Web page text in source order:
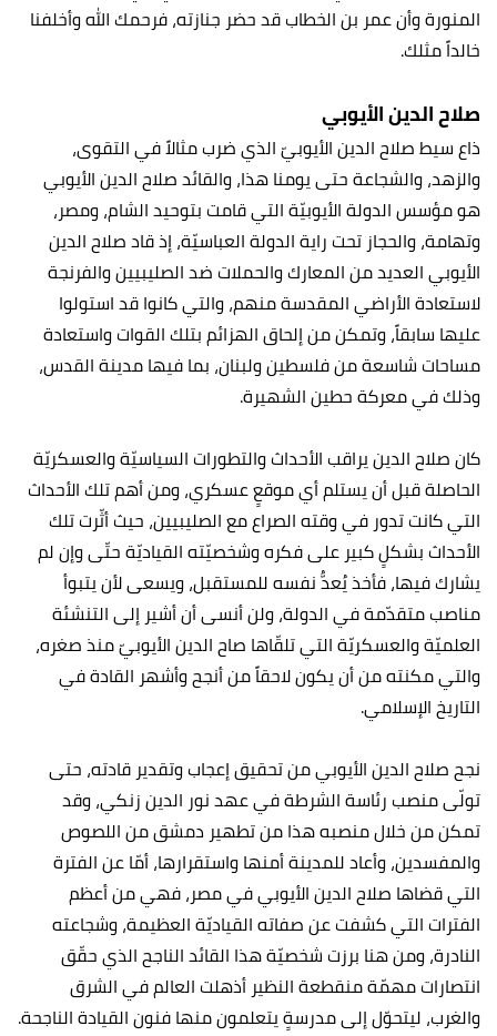
المنورة وأن عمر بن الخطاب قد حضر جنازته، فرحمك الله وأخلفنا
خالداً مثلك.
صلاح الدين الأيوبي
ذاع سيط صلاح الدين الأيوبيّ الذي ضرب مثالاً في التقوى،
والزهد، والشجاعة حتى يومنا هذا، والقائد صلاح الدين الأيوبي
هو مؤسس الدولة الأيوبيّة التي قامت بتوحيد الشام، ومصر،
وتهامة، والحجاز تحت راية الدولة العباسيّة، إذ قاد صلاح الدين
الأيوبي العديد من المعارك والحملات ضد الصليبيين والفرنجة
لاستعادة الأراضي المقدسة منهم، والتي كانوا قد استولوا
عليها سابقاً، وتمكن من إلحاق الهزائم بتلك القوات واستعادة
مساحات شاسعة من فلسطين ولبنان، بما فيها مدينة القدس،
وذلك في معركة حطين الشهيرة.
كان صلاح الدين يراقب الأحداث والتطورات السياسيّة والعسكريّة
الحاصلة قبل أن يستلم أي موقعٍ عسكري، ومن أهم تلك الأحداث
التي كانت تدور في وقته الصراع مع الصليبيين، حيث أثّرت تلك
الأحداث بشكلٍ كبير على فكره وشخصيّته القياديّة حتّى وإن لم
يشارك فيها، فأخذ يُعدُّ نفسه للمستقبل، ويسعى لأن يتبوأ
مناصب متقدّمة في الدولة، ولن أنسى أن أشير إلى التنشئة
العلميّة والعسكريّة التي تلقّاها صاح الدين الأيوبيّ منذ صغره،
والتي مكنته من أن يكون لاحقاً من أنجح وأشهر القادة في
التاريخ الإسلامي.
نجح صلاح الدين الأيوبي من تحقيق إعجاب وتقدير قادته، حتى
تولّى منصب رئاسة الشرطة في عهد نور الدين زنكي، وقد
تمكن من خلال منصبه هذا من تطهير دمشق من اللصوص
والمفسدين، وأعاد للمدينة أمنها واستقرارها، أمّا عن الفترة
التي قضاها صلاح الدين الأيوبي في مصر، فهي من أعظم
الفترات التي كشفت عن صفاته القياديّة العظيمة، وشجاعته
النادرة، ومن هنا برزت شخصيّة هذا القائد الناجح الذي حقّق
انتصارات مهمّة منقطعة النظير أذهلت العالم في الشرق
والغرب، ليتحوّل إلى مدرسةٍ يتعلمون منها فنون القيادة الناجحة.